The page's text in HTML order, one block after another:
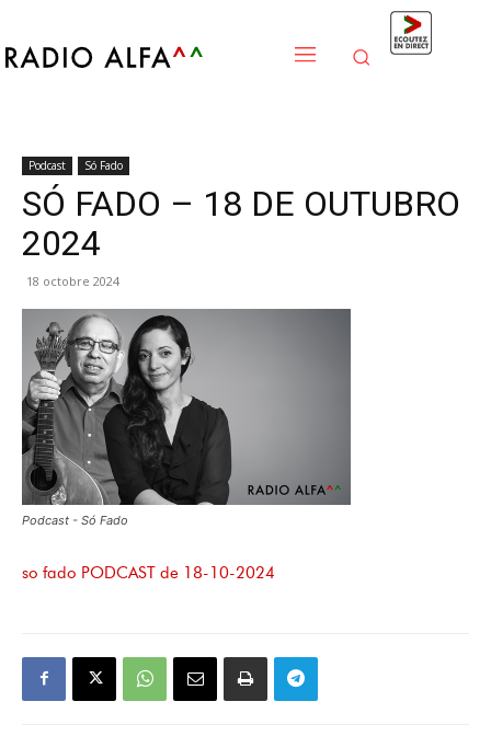
Podcast Só Fado
SÓ FADO – 18 DE OUTUBRO
2024
18 octobre 2024
Podcast - Só Fado
so fado PODCAST de 18-10-2024